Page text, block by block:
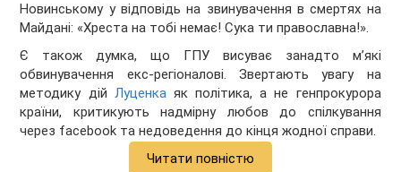
Новинському у відповідь на звинувачення в смертях на
Майдані: «Хреста на тобі немає! Сука ти православна!».
Є також думка, що ГПУ висуває занадто м’які
обвинувачення екс-регіоналові. Звертають увагу на
методику дій Луценкаяк політика, а не генпрокурора
країни, критикують надмірну любов до спілкування
через facebook та недоведення до кінця жодної справи.
Читати повністю